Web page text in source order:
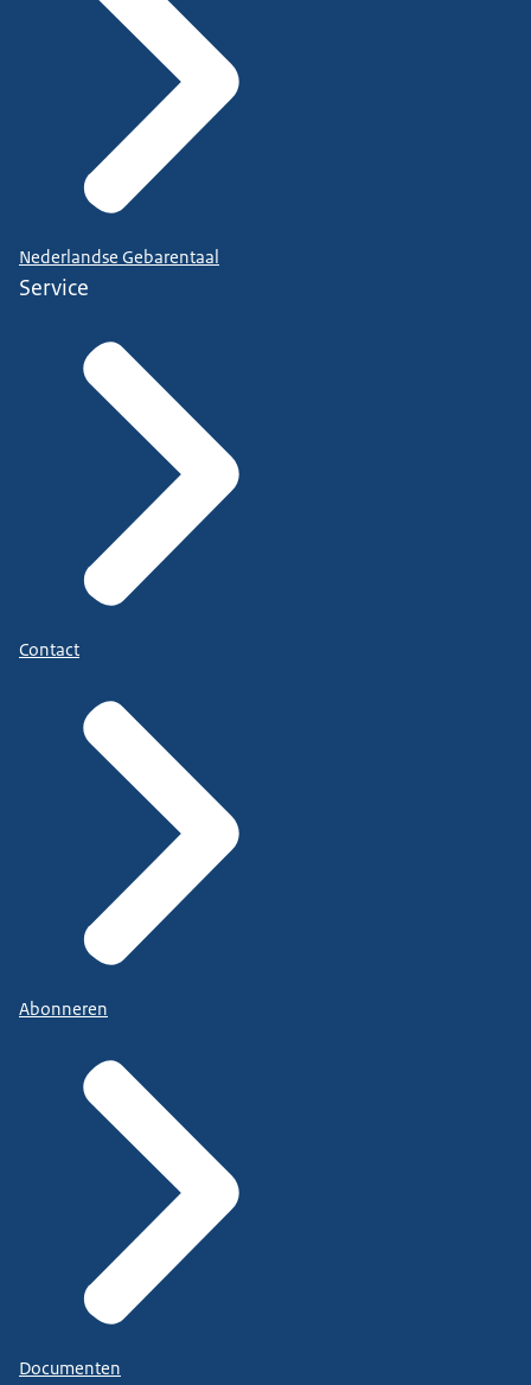
Nederlandse Gebarentaal
Service
Contact
Abonneren
Documenten